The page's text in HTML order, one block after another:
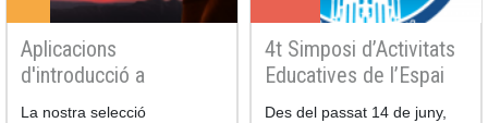
Aplicacions
d'introducció a
l'astronomia
La nostra selecció
4t Simposi d’Activitats
Educatives de l’Espai
Des del passat 14 de juny,